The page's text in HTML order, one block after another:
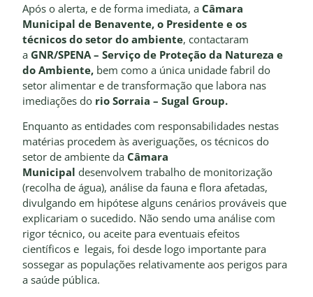
Após o alerta, e de forma imediata, a Câmara
Municipal de Benavente, o Presidente e os
técnicos do setor do ambiente, contactaram
a GNR/SPENA – Serviço de Proteção da Natureza e
do Ambiente, bem como a única unidade fabril do
setor alimentar e de transformação que labora nas
imediações do rio Sorraia – Sugal Group.
Enquanto as entidades com responsabilidades nestas
matérias procedem às averiguações, os técnicos do
setor de ambiente da Câmara
Municipal desenvolvem trabalho de monitorização
(recolha de água), análise da fauna e flora afetadas,
divulgando em hipótese alguns cenários prováveis que
explicariam o sucedido. Não sendo uma análise com
rigor técnico, ou aceite para eventuais efeitos
científicos e legais, foi desde logo importante para
sossegar as populações relativamente aos perigos para
a saúde pública.